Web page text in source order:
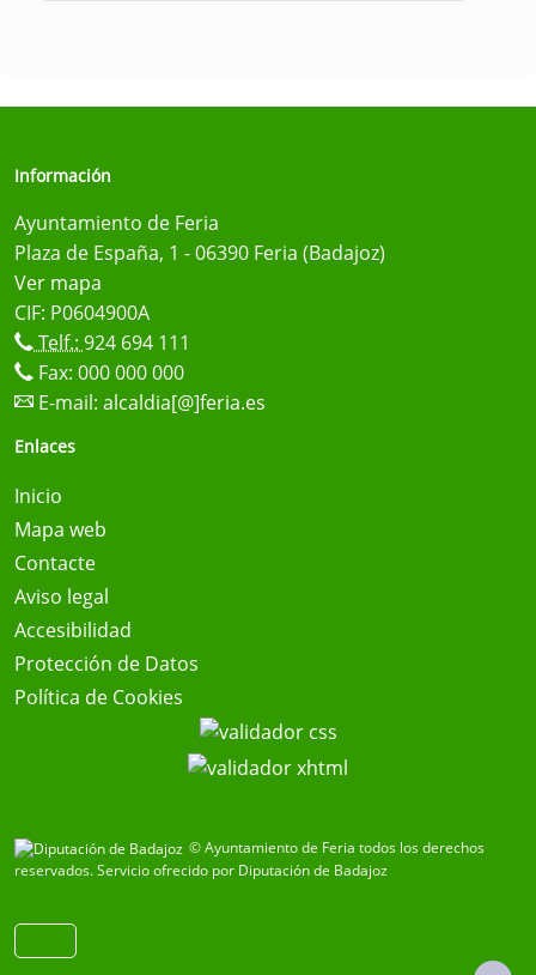
Información
Ayuntamiento de Feria
Plaza de España, 1 - 06390 Feria (Badajoz)
Ver mapa
CIF: P0604900A
Telf.: 924 694 111
Fax: 000 000 000
E-mail: alcaldia[@]feria.es
Enlaces
Inicio
Mapa web
Contacte
Aviso legal
Accesibilidad
Protección de Datos
Política de Cookies
© Ayuntamiento de Feria todos los derechos
reservados.Servicio ofrecido por Diputación de Badajoz